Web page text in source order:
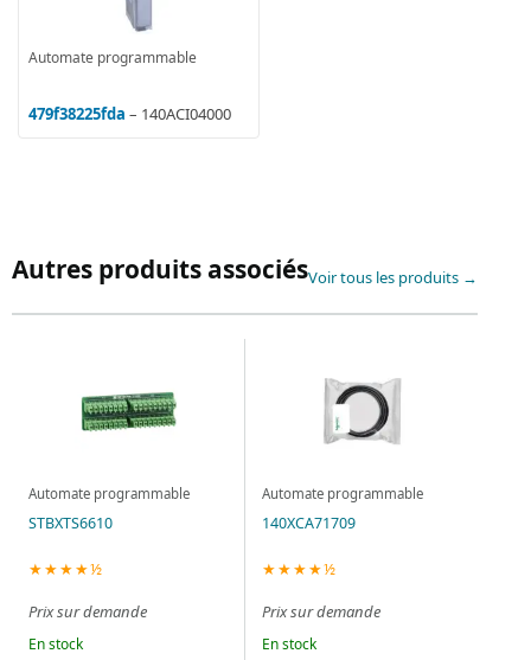
Automate programmable
479f38225fda – 140ACI04000
Autres produits associésVoir tous les produits →
Automate programmable
STBXTS6610
★★★★½
Prix sur demande
En stock
Automate programmable
140XCA71709
★★★★½
Prix sur demande
En stock